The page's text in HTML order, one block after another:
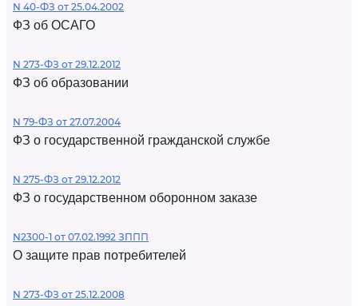
N 40-ФЗ от 25.04.2002
ФЗ об ОСАГО
N 273-ФЗ от 29.12.2012
ФЗ об образовании
N 79-ФЗ от 27.07.2004
ФЗ о государственной гражданской службе
N 275-ФЗ от 29.12.2012
ФЗ о государственном оборонном заказе
N2300-1 от 07.02.1992 ЗППП
О защите прав потребителей
N 273-ФЗ от 25.12.2008